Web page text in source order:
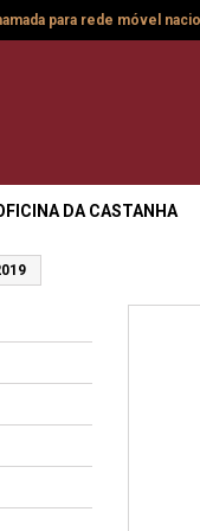
para rede móvel
DA CASTANHA